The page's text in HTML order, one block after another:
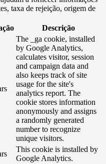
taxa de rejeição, origem de
Descrição
The _ga cookie, installed
by Google Analytics,
calculates visitor, session
and campaign data and
also keeps track of site
usage for the site's
analytics report. The
cookie stores information
anonymously and assigns
a randomly generated
number to recognize
unique visitors.
This cookie is installed by
Google Analytics.